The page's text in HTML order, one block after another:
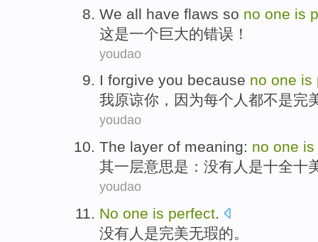
We all have flaws so no one is
这是一个巨大的错误！
youdao
I forgive you because no one is
我原谅你 ， 因为每个 人 都不是完
youdao
The layer of meaning: no one is
其一层意思是 ： 没有人 是十全十
youdao
No one is perfect.
没有人 是完美无瑕的。